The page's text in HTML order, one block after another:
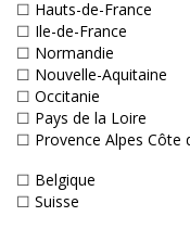
☐ Hauts-de-France
☐ Ile-de-France
☐ Normandie
☐ Nouvelle-Aquitaine
☐ Occitanie
☐ Pays de la Loire
☐ Provence Alpes Côte
☐ Belgique
☐ Suisse